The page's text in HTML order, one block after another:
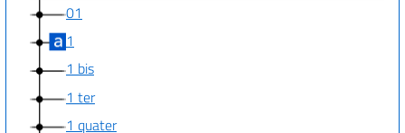
01
1
1 bis
1 ter
1 quater